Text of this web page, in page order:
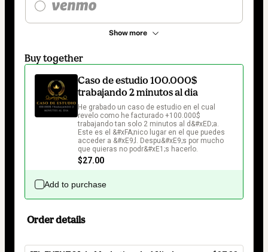
Show more
Buy together
Caso de estudio 100.000$
trabajando 2 minutos al dia
He grabado un caso de estudio en el cual
revelo como he facturado +100.000$
trabajando tan solo 2 minutos al d&#xED;a.
Este es el &#xFA;nico lugar en el que puedes
acceder a &#xE9;l. Despu&#xE9;s por mucho
que quieras no podr&#xE1;s hacerlo.
$27.00
Add to purchase
Order details